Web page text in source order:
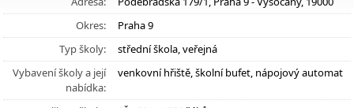
Okres:
Praha 9
Typ školy:
střední škola, veřejná
Vybavení školy a její
nabídka:
venkovní hřiště, školní bufet, nápojový automat